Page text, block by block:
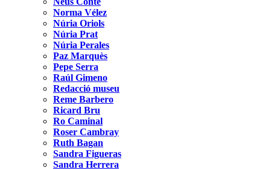
Norma Vélez
Núria Oriols
Núria Prat
Núria Perales
Paz Marquès
Pepe Serra
Raúl Gimeno
Redacció museu
Reme Barbero
Ricard Bru
Ro Caminal
Roser Cambray
Ruth Bagan
Sandra Figueras
Sandra Herrera